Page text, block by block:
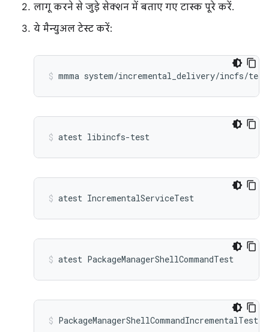
लागू करने से जुड़े सेक्शन में बताए गए टास्क पूरे करें.
ये मैन्युअल टेस्ट करें:
mmma system/incremental_delivery/incfs/
atest libincfs-test
atest IncrementalServiceTest
atest PackageManagerShellCommandTest
PackageManagerShellCommandIncrementalTest